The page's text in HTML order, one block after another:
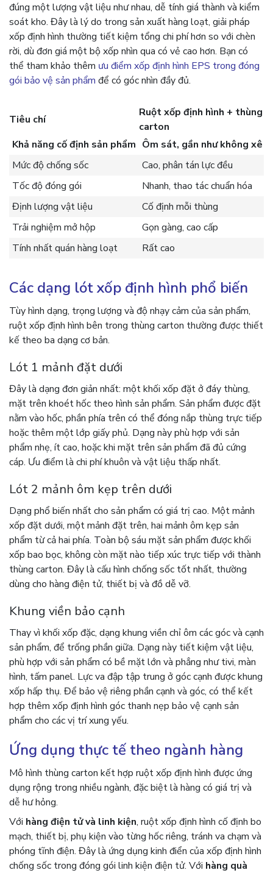
đúng một lượng vật liệu như nhau, dễ tính giá thành và kiểm
soát kho. Đây là lý do trong sản xuất hàng loạt, giải pháp
xốp định hình thường tiết kiệm tổng chi phí hơn so với chèn
rời, dù đơn giá một bộ xốp nhìn qua có vẻ cao hơn. Bạn có
thể tham khảo thêm ưu điểm xốp định hình EPS trong đóng
gói bảo vệ sản phẩm để có góc nhìn đầy đủ.
Tiêu chí
Ruột xốp định hình + thùng
carton
Khả năng cố định sản phẩm Ôm sát, gần như không xê
Mức độ chống sốc
Cao, phân tán lực đều
Tốc độ đóng gói
Nhanh, thao tác chuẩn hóa
Định lượng vật liệu
Cố định mỗi thùng
Trải nghiệm mở hộp
Gọn gàng, cao cấp
Tính nhất quán hàng loạt
Rất cao
Các dạng lót xốp định hình phổ biến
Tùy hình dạng, trọng lượng và độ nhạy cảm của sản phẩm,
ruột xốp định hình bên trong thùng carton thường được thiết
kế theo ba dạng cơ bản.
Lót 1 mảnh đặt dưới
Đây là dạng đơn giản nhất: một khối xốp đặt ở đáy thùng,
mặt trên khoét hốc theo hình sản phẩm. Sản phẩm được đặt
nằm vào hốc, phần phía trên có thể đóng nắp thùng trực tiếp
hoặc thêm một lớp giấy phủ. Dạng này phù hợp với sản
phẩm nhẹ, ít cao, hoặc khi mặt trên sản phẩm đã đủ cứng
cáp. Ưu điểm là chi phí khuôn và vật liệu thấp nhất.
Lót 2 mảnh ôm kẹp trên dưới
Dạng phổ biến nhất cho sản phẩm có giá trị cao. Một mảnh
xốp đặt dưới, một mảnh đặt trên, hai mảnh ôm kẹp sản
phẩm từ cả hai phía. Toàn bộ sáu mặt sản phẩm được khối
xốp bao bọc, không còn mặt nào tiếp xúc trực tiếp với thành
thùng carton. Đây là cấu hình chống sốc tốt nhất, thường
dùng cho hàng điện tử, thiết bị và đồ dễ vỡ.
Khung viền bảo cạnh
Thay vì khối xốp đặc, dạng khung viền chỉ ôm các góc và cạnh
sản phẩm, để trống phần giữa. Dạng này tiết kiệm vật liệu,
phù hợp với sản phẩm có bề mặt lớn và phẳng như tivi, màn
hình, tấm panel. Lực va đập tập trung ở góc cạnh được khung
xốp hấp thụ. Để bảo vệ riêng phần cạnh và góc, có thể kết
hợp thêm xốp định hình góc thanh nẹp bảo vệ cạnh sản
phẩm cho các vị trí xung yếu.
Ứng dụng thực tế theo ngành hàng
Mô hình thùng carton kết hợp ruột xốp định hình được ứng
dụng rộng trong nhiều ngành, đặc biệt là hàng có giá trị và
dễ hư hỏng.
Với hàng điện tử và linh kiện, ruột xốp định hình cố định bo
mạch, thiết bị, phụ kiện vào từng hốc riêng, tránh va chạm và
phóng tĩnh điện. Đây là ứng dụng kinh điển của xốp định hình
chống sốc trong đóng gói linh kiện điện tử. Với hàng quà